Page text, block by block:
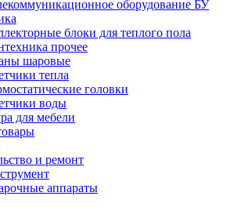
оборудование БУ
блоки для теплого пола
прочее
шаровые
тепла
головки
воды
для мебели
и ремонт
аппараты